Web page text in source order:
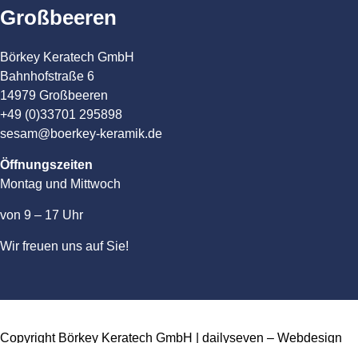
Großbeeren
Börkey Keratech GmbH
Bahnhofstraße 6
14979 Großbeeren
+49 (0)33701 295898
sesam@boerkey-keramik.de
Öffnungszeiten
Montag und Mittwoch
von 9 – 17 Uhr
Wir freuen uns auf Sie!
Copyright Börkey Keratech GmbH | dailyseven – Webdesign